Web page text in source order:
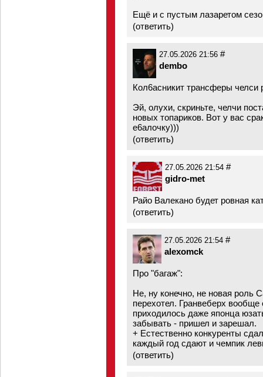
Ещё и с пустым лазаретом
(ответить)
27.05.2026 21:56 #
dembo
Кол6асникит трансферы челси
Эй, олухи, скриньте, челчи
новых топариков. Вот у вас
е6алочку)))
(ответить)
27.05.2026 21:54 #
gidro-met
Райо Валекано будет ровная
(ответить)
27.05.2026 21:54 #
alexomck
Про "багаж":
Не, ну конечно, не новая роль
перехотел. Гранвеберх вообще
приходилось даже японца
забывать - пришел и зарешал.
+ Естественно конкуренты
каждый год сдают и чемпик
(ответить)